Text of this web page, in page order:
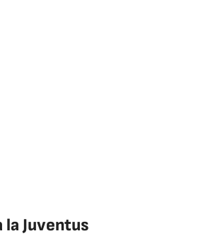
la Juventus